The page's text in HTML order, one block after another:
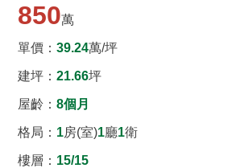
850萬
單價： 39.24萬/坪
建坪： 21.66坪
屋齡： 8個月
格局： 1房(室)1廳1衛
樓層： 15/15